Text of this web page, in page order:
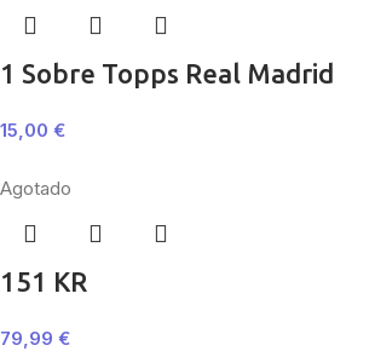
1 Sobre Topps Real Madrid
15,00 €
Agotado
151 KR
79,99 €